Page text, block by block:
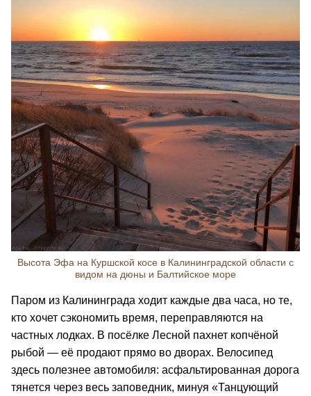
Высота Эфа на Куршской косе в Калининградской области с
видом на дюны и Балтийское море
Паром из Калининграда ходит каждые два часа, но те,
кто хочет сэкономить время, переправляются на
частных лодках. В посёлке Лесной пахнет копчёной
рыбой — её продают прямо во дворах. Велосипед
здесь полезнее автомобиля: асфальтированная дорога
тянется через весь заповедник, минуя «Танцующий